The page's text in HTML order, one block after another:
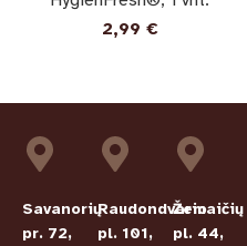
2,99 €
Savanorių
pr. 72,
Raudondvario
pl. 101,
Žemaičių
pl. 44,